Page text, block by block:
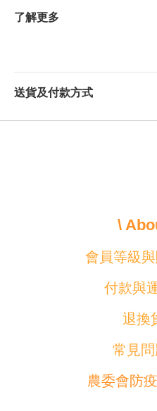
了解更多
送貨及付款方式
\
會員等級
付款與
退換
常見
農委會防